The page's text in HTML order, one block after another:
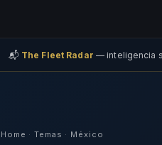
📬 The Fleet Radar — inteligencia
Home ·Temas · México